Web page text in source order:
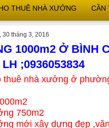
THUÊ NHÀ XƯỞNG CẦN
30 tháng 3, 2016
1000m2 Ở BÌNH
;0936053834
thuê nhà xưởng ở
750m2
mới xây dựng đẹp